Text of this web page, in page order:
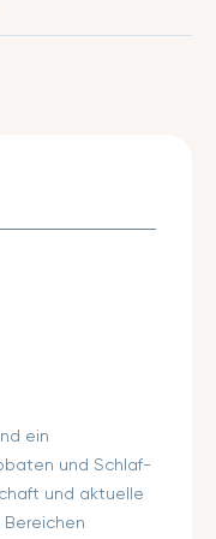
ein
und Schlaf-
und aktuelle
Bereichen